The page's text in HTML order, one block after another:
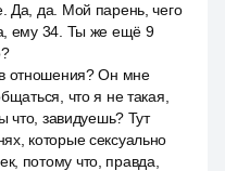
Да, да. Мой парень, чего
ему 34. Ты же ещё 9
отношения? Он мне
что я не такая,
что, завидуешь? Тут
которые сексуально
потому что, правда,